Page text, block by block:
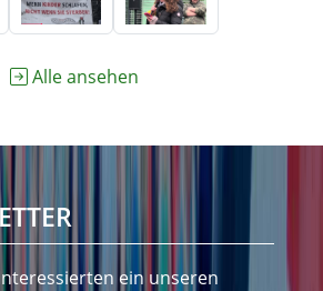
Alle ansehen
ein unseren